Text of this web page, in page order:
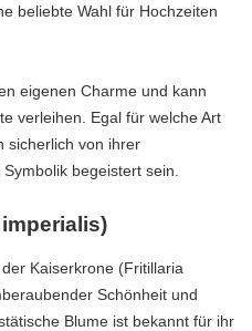
beliebte Wahl für Hochzeiten
eigenen Charme und kann
verleihen. Egal für welche Art
sicherlich von ihrer
begeistert sein.
Kaiserkrone (Fritillaria
Schönheit und
Blume ist bekannt für ihr